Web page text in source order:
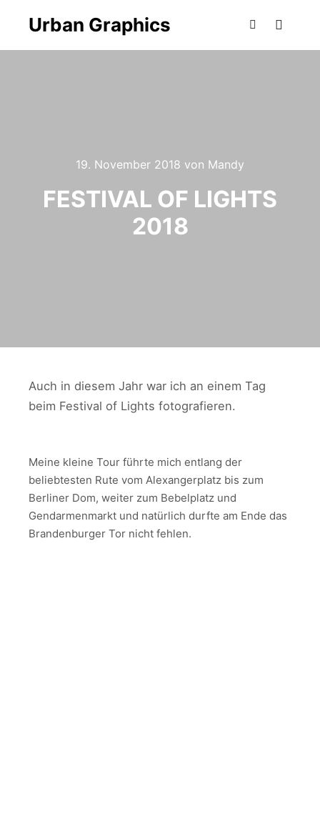
Urban Graphics
19. November 2018 von Mandy
FESTIVAL OF LIGHTS
2018
Auch in diesem Jahr war ich an einem Tag
beim Festival of Lights fotografieren.
Meine kleine Tour führte mich entlang der
beliebtesten Rute vom Alexangerplatz bis zum
Berliner Dom, weiter zum Bebelplatz und
Gendarmenmarkt und natürlich durfte am Ende das
Brandenburger Tor nicht fehlen.